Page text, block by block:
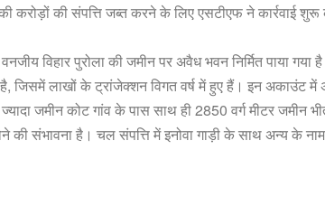
की संपत्ति जब्त करने के लिए एसटीएफ ने कार्रवाई शुरू
वनजीय विहार पुरोला की जमीन पर अवैध भवन निर्मित
लाखों के ट्रांजेक्शन विगत वर्ष में हुए हैं। इन अकाउंट में
जमीन कोट गांव के पास साथ ही 2850 वर्ग मीटर
संभावना है। चल संपत्ति में इनोवा गाड़ी के साथ अन्य के